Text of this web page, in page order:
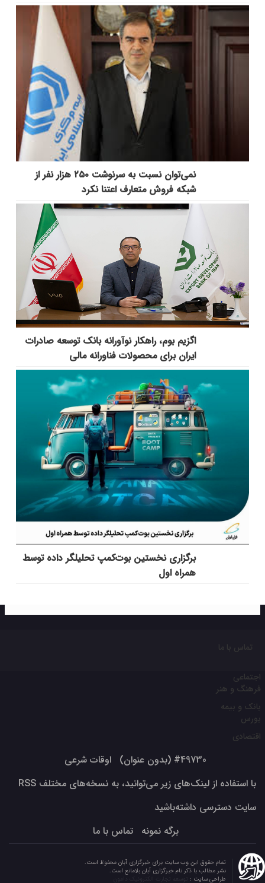
نمی‌توان نسبت به سرنوشت ۲۵۰ هزار نفر از
شبکه فروش متعارف اعتنا نکرد
اگزیم بوم، راهکار نوآورانه بانک توسعه صادرات
ایران برای محصولات فناورانه مالی
برگزاری نخستین بوت‌کمپ تحلیلگر داده توسط
همراه اول
تماس با ما
اجتماعی
فرهنگ و هنر
بانک و بیمه
بورس
اقتصادی
#49730 (بدون عنوان)
اوقات شرعی
با استفاده از لینک‌های زیر می‌توانید، به نسخه‌های مختلف RSS
سایت دسترسی داشته‌باشید
برگه نمونه
تماس با ما
تمام حقوق این وب سایت برای خبرگزاری آبان محفوظ است.
نشر مطالب با ذکر نام خبرگزاری آبان بلامانع است.
طراحی سایت :